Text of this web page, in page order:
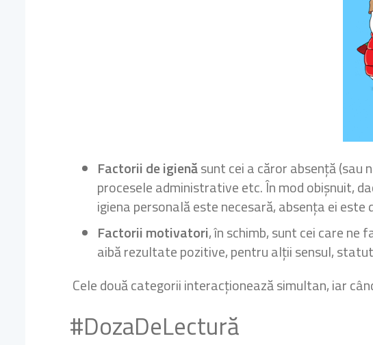
Factorii de igienăsunt cei a căror absență (sau
procesele administrative etc. În mod obișnuit,
igiena personală este necesară, absența ei
Factorii motivatori,în schimb, sunt cei care ne
aibă rezultate pozitive, pentru alții sensul,
Cele două categorii interacționează simultan, iar
#DozaDeLectură